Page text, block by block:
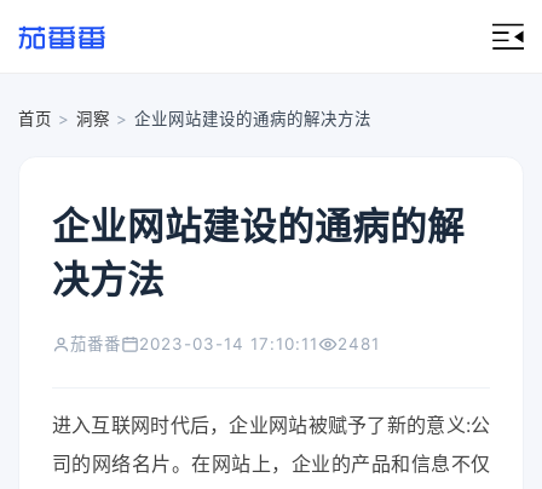
首页 > 洞察 > 企业网站建设的通病的解决方法
企业网站建设的通病的解
决方法
茄番番 2023-03-14 17:10:11 2481
进入互联网时代后，企业网站被赋予了新的意义:公
司的网络名片。在网站上，企业的产品和信息不仅